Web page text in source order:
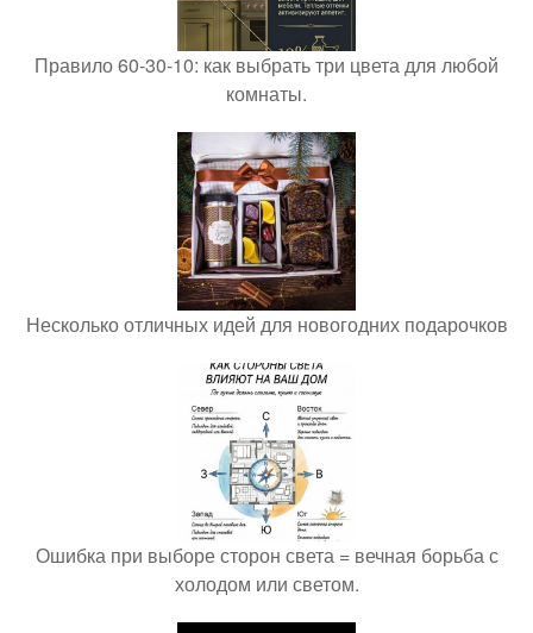
Правило 60-30-10: как выбрать три цвета для любой
комнаты.
Несколько отличных идей для новогодних подарочков
Ошибка при выборе сторон света = вечная борьба с
холодом или светом.